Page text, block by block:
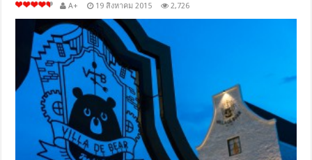
A+ 19 สิงหาคม 2015 2,726